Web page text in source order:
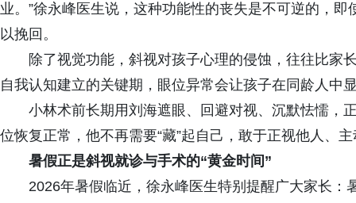
业。”徐永峰医生说，这种功能性的丧失是不可逆的，
以挽回。
除了视觉功能，斜视对孩子心理的侵蚀，往往比家
自我认知建立的关键期，眼位异常会让孩子在同龄人中
小林术前长期用刘海遮眼、回避对视、沉默怯懦，
位恢复正常，他不再需要“藏”起自己，敢于正视他人、
暑假正是斜视就诊与手术的“黄金时间”
2026年暑假临近，徐永峰医生特别提醒广大家长